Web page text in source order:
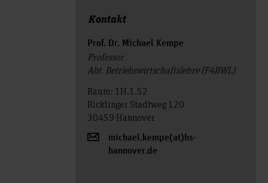
Kontakt
Prof. Dr. Michael Kempe
Professor
Abt. Betriebswirtschaftslehre (F4BWL)
Raum: 1H.1.52
Ricklinger Stadtweg 120
30459 Hannover
michael.kempe(at)hs-
hannover.de